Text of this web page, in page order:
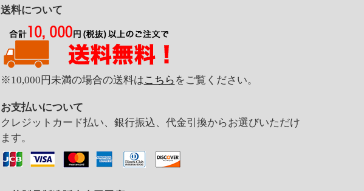
送料について
※10,000円未満の場合の送料はこちら をご覧ください。
お支払いについて
クレジットカード払い、銀行振込、代金引換からお選びいただけ
ます。